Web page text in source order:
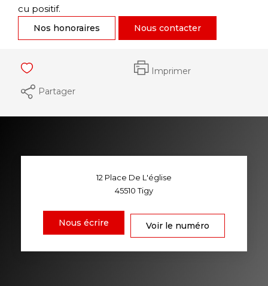
cu positif.
Nos honoraires Nous contacter
Imprimer
Partager
12 Place De L'église
45510Tigy
Nous écrire Voir le numéro